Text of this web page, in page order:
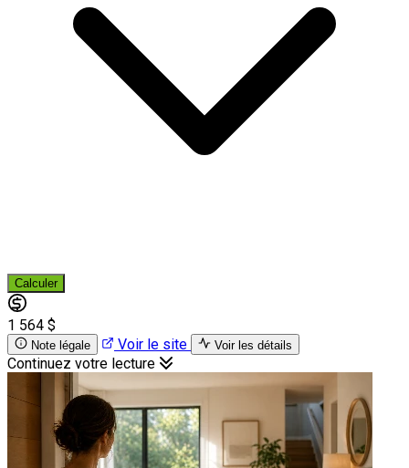
Calculer
1 564 $
Note légale Voir le site Voir les détails
Continuez votre lecture